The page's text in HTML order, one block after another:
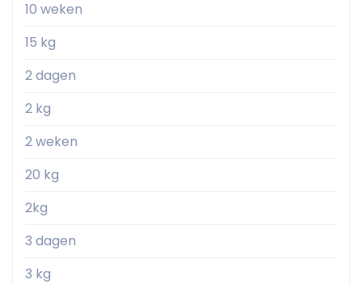
10 weken
15 kg
2 dagen
2 kg
2 weken
20 kg
2kg
3 dagen
3 kg